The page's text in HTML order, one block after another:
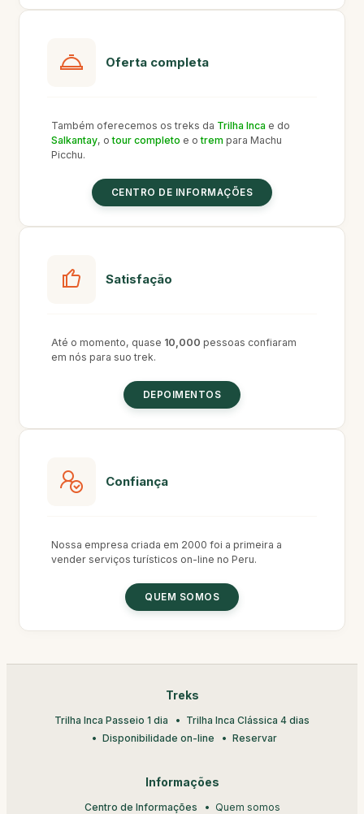
Oferta completa
Também oferecemos os treks da Trilha Inca e do
Salkantay, otour completo e otrem para Machu
Picchu.
CENTRO DE INFORMAÇÕES
Satisfação
Até o momento, quase 10,000 pessoas confiaram
em nós para suo trek.
DEPOIMENTOS
Confiança
Nossa empresa criada em 2000 foi a primeira a
vender serviços turísticos on-line no Peru.
QUEM SOMOS
Treks
Trilha Inca Passeio 1 dia
Trilha Inca Clássica 4 dias
Disponibilidade on-line
Reservar
Informações
Centro de Informações Quem somos